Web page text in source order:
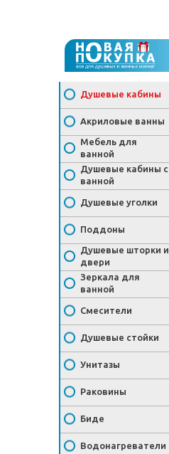
Душевые кабины
Акриловые ванны
Мебель для
ванной
Душевые кабины с
ванной
Душевые уголки
Поддоны
Душевые шторки и
двери
Зеркала для
ванной
Смесители
Душевые стойки
Унитазы
Раковины
Биде
Водонагреватели